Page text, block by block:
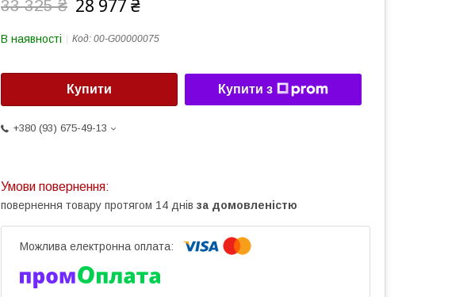
33 325 ₴ 28 977 ₴
В наявності Код: 00-G00000075
Купити Купити з
+380 (93) 675-49-13
повернення товару протягом 14 днів за домовленістю